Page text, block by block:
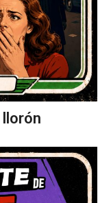
llorón